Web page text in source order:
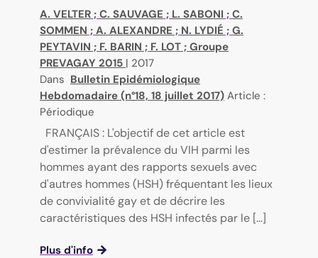
A. VELTER ; C. SAUVAGE ; L. SABONI ; C.
SOMMEN ; A. ALEXANDRE ; N. LYDIÉ ; G.
PEYTAVIN ; F. BARIN ; F. LOT ; Groupe
PREVAGAY 2015 | 2017
Dans Bulletin Epidémiologique
Hebdomadaire (n°18, 18 juillet 2017) Article :
Périodique
FRANÇAIS : L'objectif de cet article est
d'estimer la prévalence du VIH parmi les
hommes ayant des rapports sexuels avec
d'autres hommes (HSH) fréquentant les lieux
de convivialité gay et de décrire les
caractéristiques des HSH infectés par le [...]
Plus d'info